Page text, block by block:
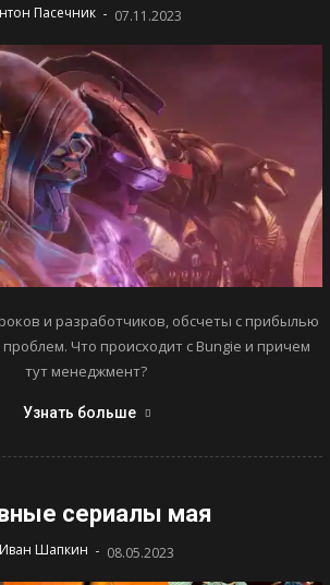
Пасечник - 07.11.2023
и разработчиков, обсчеты с прибылью
проблем. Что происходит с Bungie и причем
тут менеджмент?
Узнать больше
сериалы мая
Иван Шапкин - 08.05.2023